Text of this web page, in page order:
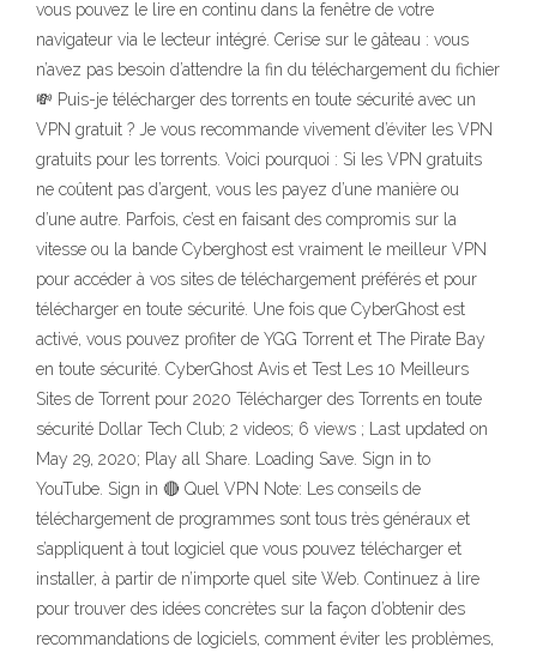
vous pouvez le lire en continu dans la fenêtre de votre
navigateur via le lecteur intégré. Cerise sur le gâteau : vous
n’avez pas besoin d’attendre la fin du téléchargement du fichier
💸 Puis-je télécharger des torrents en toute sécurité avec un
VPN gratuit ? Je vous recommande vivement d’éviter les VPN
gratuits pour les torrents. Voici pourquoi : Si les VPN gratuits
ne coûtent pas d’argent, vous les payez d’une manière ou
d’une autre. Parfois, c’est en faisant des compromis sur la
vitesse ou la bande Cyberghost est vraiment le meilleur VPN
pour accéder à vos sites de téléchargement préférés et pour
télécharger en toute sécurité. Une fois que CyberGhost est
activé, vous pouvez profiter de YGG Torrent et The Pirate Bay
en toute sécurité. CyberGhost Avis et Test Les 10 Meilleurs
Sites de Torrent pour 2020 Télécharger des Torrents en toute
sécurité Dollar Tech Club; 2 videos; 6 views ; Last updated on
May 29, 2020; Play all Share. Loading Save. Sign in to
YouTube. Sign in 🔴 Quel VPN Note: Les conseils de
téléchargement de programmes sont tous très généraux et
s’appliquent à tout logiciel que vous pouvez télécharger et
installer, à partir de n’importe quel site Web. Continuez à lire
pour trouver des idées concrètes sur la façon d’obtenir des
recommandations de logiciels, comment éviter les problèmes,